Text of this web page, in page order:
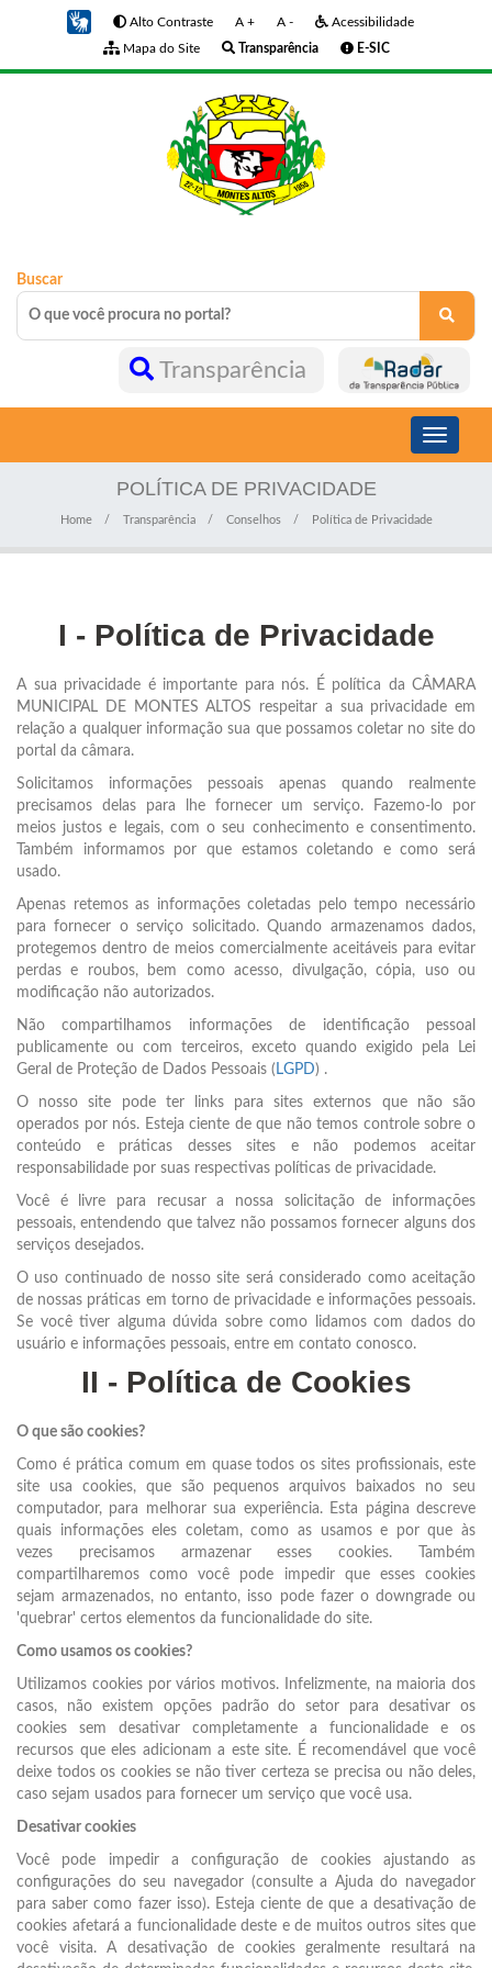
Alto Contraste A + A -
Acessibilidade
Mapa do Site
Transparência E-SIC
Buscar
Transparência
Toggle
POLÍTICA DE PRIVACIDADE
Home Transparência Conselhos Política de Privacidade
I - Política de Privacidade
A sua privacidade é importante para nós. É política da CÂMARA
MUNICIPAL DE MONTES ALTOS respeitar a sua privacidade em
relação a qualquer informação sua que possamos coletar no site do
portal da câmara.
Solicitamos informações pessoais apenas quando realmente
precisamos delas para lhe fornecer um serviço. Fazemo-lo por
meios justos e legais, com o seu conhecimento e consentimento.
Também informamos por que estamos coletando e como será
usado.
Apenas retemos as informações coletadas pelo tempo necessário
para fornecer o serviço solicitado. Quando armazenamos dados,
protegemos dentro de meios comercialmente aceitáveis para evitar
perdas e roubos, bem como acesso, divulgação, cópia, uso ou
modificação não autorizados.
Não compartilhamos informações de identificação pessoal
publicamente ou com terceiros, exceto quando exigido pela Lei
Geral de Proteção de Dados Pessoais ( LGPD) .
O nosso site pode ter links para sites externos que não são
operados por nós. Esteja ciente de que não temos controle sobre o
conteúdo e práticas desses sites e não podemos aceitar
responsabilidade por suas respectivas políticas de privacidade.
Você é livre para recusar a nossa solicitação de informações
pessoais, entendendo que talvez não possamos fornecer alguns dos
serviços desejados.
O uso continuado de nosso site será considerado como aceitação
de nossas práticas em torno de privacidade e informações pessoais.
Se você tiver alguma dúvida sobre como lidamos com dados do
usuário e informações pessoais, entre em contato conosco.
II - Política de Cookies
O que são cookies?
Como é prática comum em quase todos os sites profissionais, este
site usa cookies, que são pequenos arquivos baixados no seu
computador, para melhorar sua experiência. Esta página descreve
quais informações eles coletam, como as usamos e por que às
vezes precisamos armazenar esses cookies. Também
compartilharemos como você pode impedir que esses cookies
sejam armazenados, no entanto, isso pode fazer o downgrade ou
'quebrar' certos elementos da funcionalidade do site.
Como usamos os cookies?
Utilizamos cookies por vários motivos. Infelizmente, na maioria dos
casos, não existem opções padrão do setor para desativar os
cookies sem desativar completamente a funcionalidade e os
recursos que eles adicionam a este site. É recomendável que você
deixe todos os cookies se não tiver certeza se precisa ou não deles,
caso sejam usados para fornecer um serviço que você usa.
Desativar cookies
Você pode impedir a configuração de cookies ajustando as
configurações do seu navegador (consulte a Ajuda do navegador
para saber como fazer isso). Esteja ciente de que a desativação de
cookies afetará a funcionalidade deste e de muitos outros sites que
você visita. A desativação de cookies geralmente resultará na